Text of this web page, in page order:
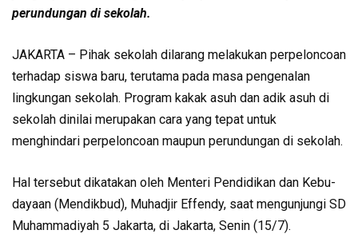
perundungan di sekolah.
JAKARTA – Pihak sekolah dilarang melakukan perpelon­coan
terhadap siswa baru, ter­utama pada masa pengenalan
lingkungan sekolah. Program kakak asuh dan adik asuh di
se­kolah dinilai merupakan cara yang tepat untuk
menghindari perpeloncoan maupun pe­rundungan di sekolah.
Hal tersebut dikatakan oleh Menteri Pendidikan dan Kebu­
dayaan (Mendikbud), Muhad­jir Effendy, saat mengunjungi SD
Muhammadiyah 5 Jakarta, di Jakarta, Senin (15/7).